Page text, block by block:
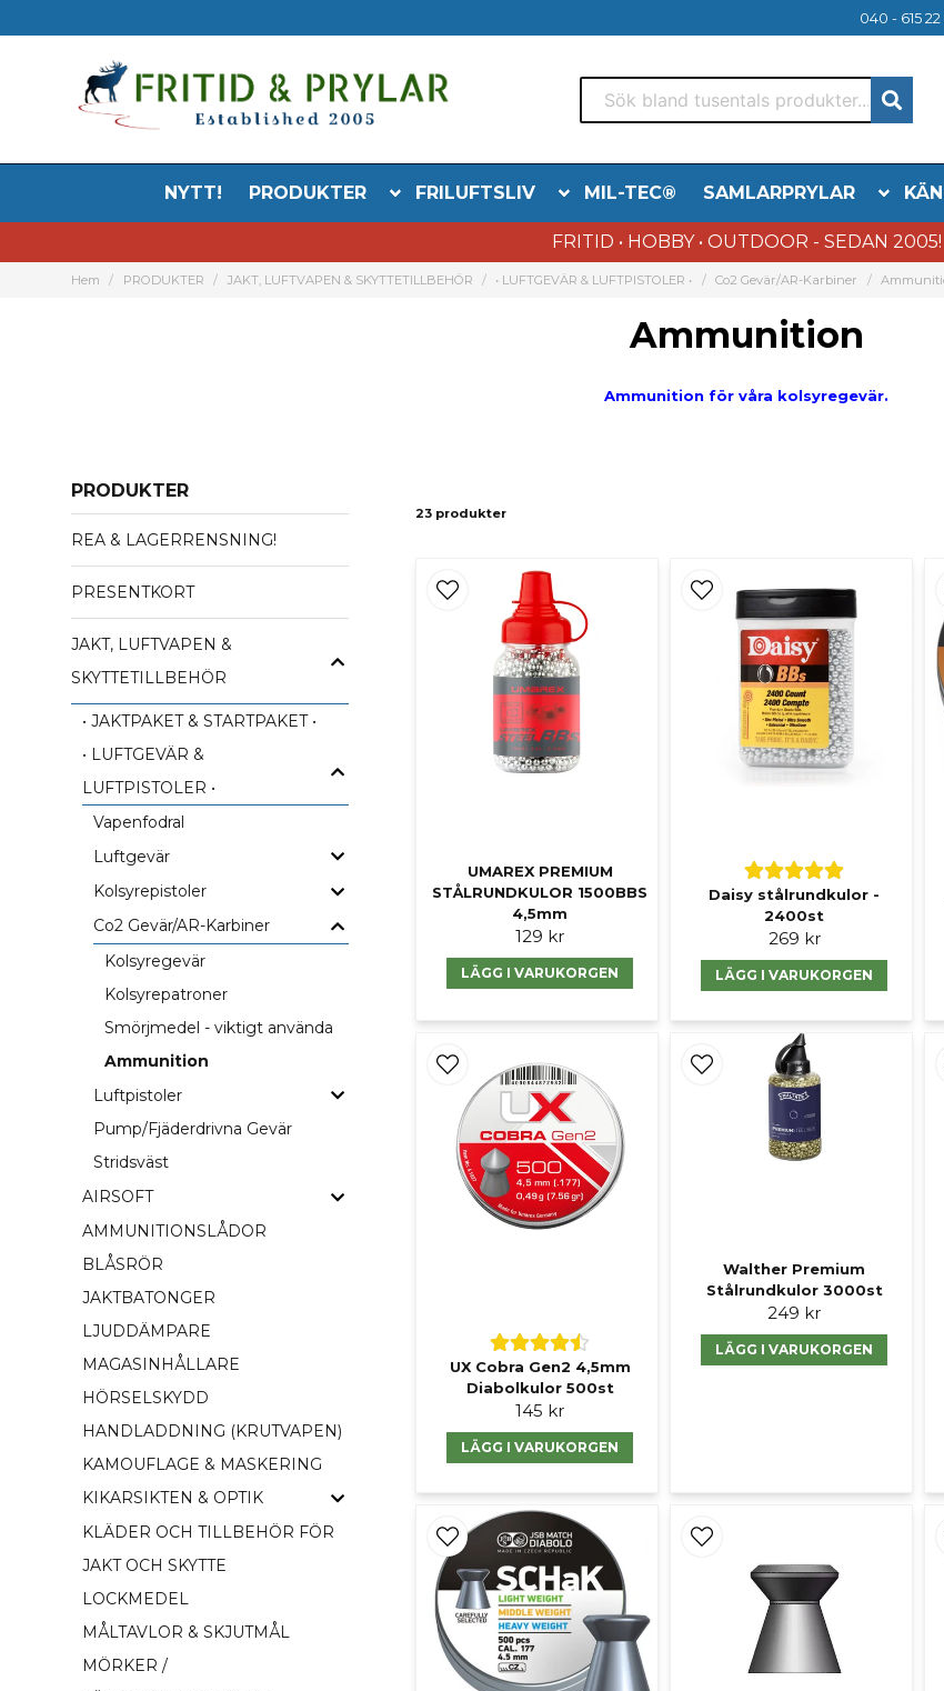
040 - 615 22
NYTT! PRODUKTER FRILUFTSLIV MIL-TEC® SAMLARPRYLAR
FRITID • HOBBY • OUTDOOR - SEDAN 2005!
Hem PRODUKTER JAKT, LUFTVAPEN & SKYTTETILLBEHÖR • LUFTGEVÄR & LUFTPISTOLER • Co2 Gevär/AR-Karbiner
Ammunition
Ammunition för våra kolsyregevär.
PRODUKTER
REA & LAGERRENSNING!
PRESENTKORT
JAKT, LUFTVAPEN &
SKYTTETILLBEHÖR
• JAKTPAKET & STARTPAKET •
• LUFTGEVÄR &
LUFTPISTOLER •
Vapenfodral
Luftgevär
Kolsyrepistoler
Co2 Gevär/AR-Karbiner
Kolsyregevär
Kolsyrepatroner
Smörjmedel - viktigt använda
Ammunition
Luftpistoler
Pump/Fjäderdrivna Gevär
Stridsväst
AIRSOFT
AMMUNITIONSLÅDOR
BLÅSRÖR
JAKTBATONGER
LJUDDÄMPARE
MAGASINHÅLLARE
HÖRSELSKYDD
HANDLADDNING (KRUTVAPEN)
KAMOUFLAGE & MASKERING
KIKARSIKTEN & OPTIK
KLÄDER OCH TILLBEHÖR FÖR
JAKT OCH SKYTTE
LOCKMEDEL
MÅLTAVLOR & SKJUTMÅL
MÖRKER /
23 produkter
UMAREX PREMIUM
STÅLRUNDKULOR 1500BBS
4,5mm
129 kr
LÄGG I VARUKORGEN
Daisy stålrundkulor -
2400st
269 kr
LÄGG I VARUKORGEN
UX Cobra Gen2 4,5mm
Diabolkulor 500st
145 kr
LÄGG I VARUKORGEN
Walther Premium
Stålrundkulor 3000st
249 kr
LÄGG I VARUKORGEN